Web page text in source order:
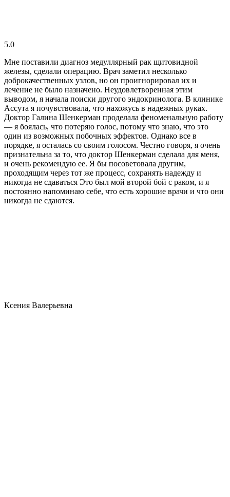
5.0
Мне поставили диагноз медуллярный рак щитовидной
железы, сделали операцию. Врач заметил несколько
доброкачественных узлов, но он проигнорировал их и
лечение не было назначено. Неудовлетворенная этим
выводом, я начала поиски другого эндокринолога. В клинике
Ассута я почувствовала, что нахожусь в надежных руках.
Доктор Галина Шенкерман проделала феноменальную работу
— я боялась, что потеряю голос, потому что знаю, что это
один из возможных побочных эффектов. Однако все в
порядке, я осталась со своим голосом. Честно говоря, я очень
признательна за то, что доктор Шенкерман сделала для меня,
и очень рекомендую ее. Я бы посоветовала другим,
проходящим через тот же процесс, сохранять надежду и
никогда не сдаваться Это был мой второй бой с раком, и я
постоянно напоминаю себе, что есть хорошие врачи и что они
никогда не сдаются.
Ксения Валерьевна